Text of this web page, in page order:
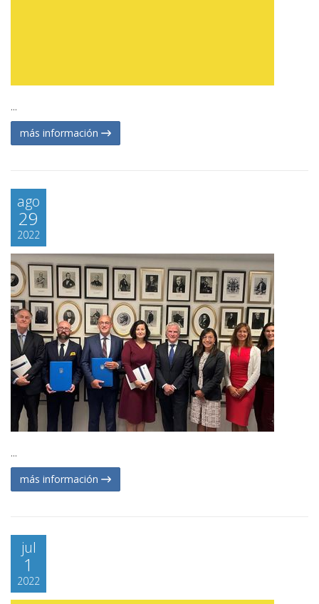
...
más información
ago
29
2022
...
más información
jul
1
2022